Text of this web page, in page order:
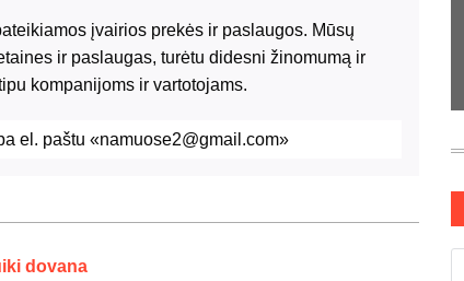
įvairios prekės ir paslaugos. Mūsų
ir paslaugas, turėtu didesni žinomumą ir
kompanijoms ir vartotojams.
el. paštu «namuose2@gmail.com»
dovana